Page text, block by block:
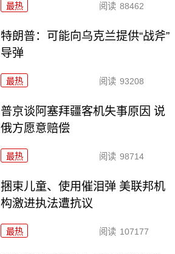
最热 阅读 88462
特朗普：可能向乌克兰提供“战斧”
导弹
最热 阅读 93208
普京谈阿塞拜疆客机失事原因 说
俄方愿意赔偿
最热 阅读 98714
捆束儿童、使用催泪弹 美联邦机
构激进执法遭抗议
最热 阅读 107177